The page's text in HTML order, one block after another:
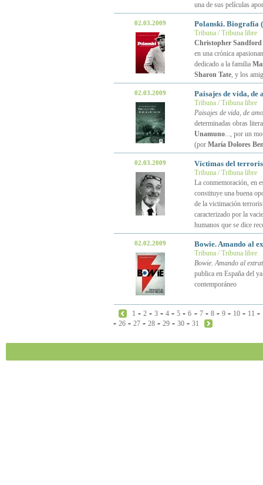
una de sus películas
02.03.2009 Polanski. Biografía
Tribuna / Tribuna libre
Christopher Sandford
en una crónica
dedicado a la familia
Sharon Tate, y los
02.03.2009 Paisajes de vida,
Tribuna / Tribuna libre
Paisajes de vida, de
determinadas obras
Unamuno..., por un
(por María Dolores
02.03.2009 Víctimas del
Tribuna / Tribuna libre
La conmemoración, en
constituye una buena
de la victimación
caracterizado por la
humanos que se dice
02.02.2009 Bowie. Amando al
Tribuna / Tribuna libre
Bowie. Amando al
publica en España del
contemporáneo
1 -2 -3 -4 -5 -6 - 7- 8- 9- 10- 11 -
- 26 - 27 - 28 - 29 - 30 - 31